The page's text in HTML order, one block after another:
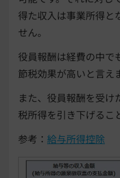
得た収入は事業所得と
せん。
役員報酬は経費の中で
節税効果が高いと言え
また、役員報酬を受
税所得を引き下げるこ
参考： 給与所得控除